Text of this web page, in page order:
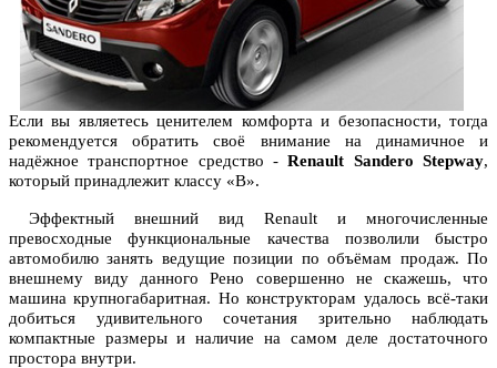
Если вы являетесь ценителем комфорта и безопасности, тогда
рекомендуется обратить своё внимание на динамичное и
надёжное транспортное средство -Renault Sandero Stepway,
который принадлежит классу «В».
Эффектный внешний вид Renault и многочисленные
превосходные функциональные качества позволили быстро
автомобилю занять ведущие позиции по объёмам продаж. По
внешнему виду данного Рено совершенно не скажешь, что
машина крупногабаритная. Но конструкторам удалось всё-таки
добиться удивительного сочетания зрительно наблюдать
компактные размеры и наличие на самом деле достаточного
простора внутри.